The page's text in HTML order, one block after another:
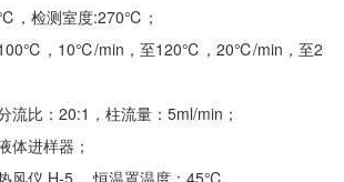
，检测室度:270℃；
，10℃/min，至120℃，20℃/min，至2
流比：20:1，柱流量：5ml/min；
体进样器；